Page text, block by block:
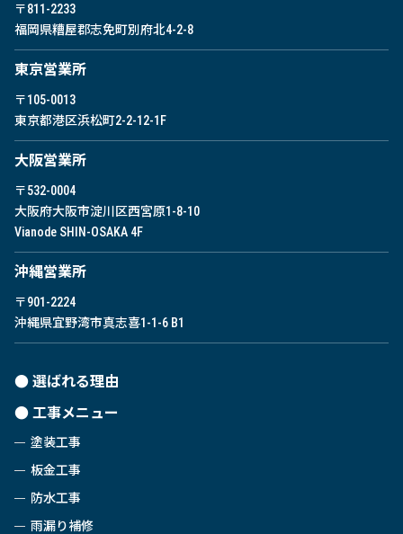
〒811-2233
福岡県糟屋郡志免町別府北4-2-8
東京営業所
〒105-0013
東京都港区浜松町2-2-12-1F
⼤阪営業所
〒532-0004
大阪府大阪市淀川区西宮原1-8-10
Vianode SHIN-OSAKA 4F
沖縄営業所
〒901-2224
沖縄県宜野湾市真志喜1-1-6 B1
選ばれる理由
工事メニュー
塗装工事
板金工事
防水工事
雨漏り補修